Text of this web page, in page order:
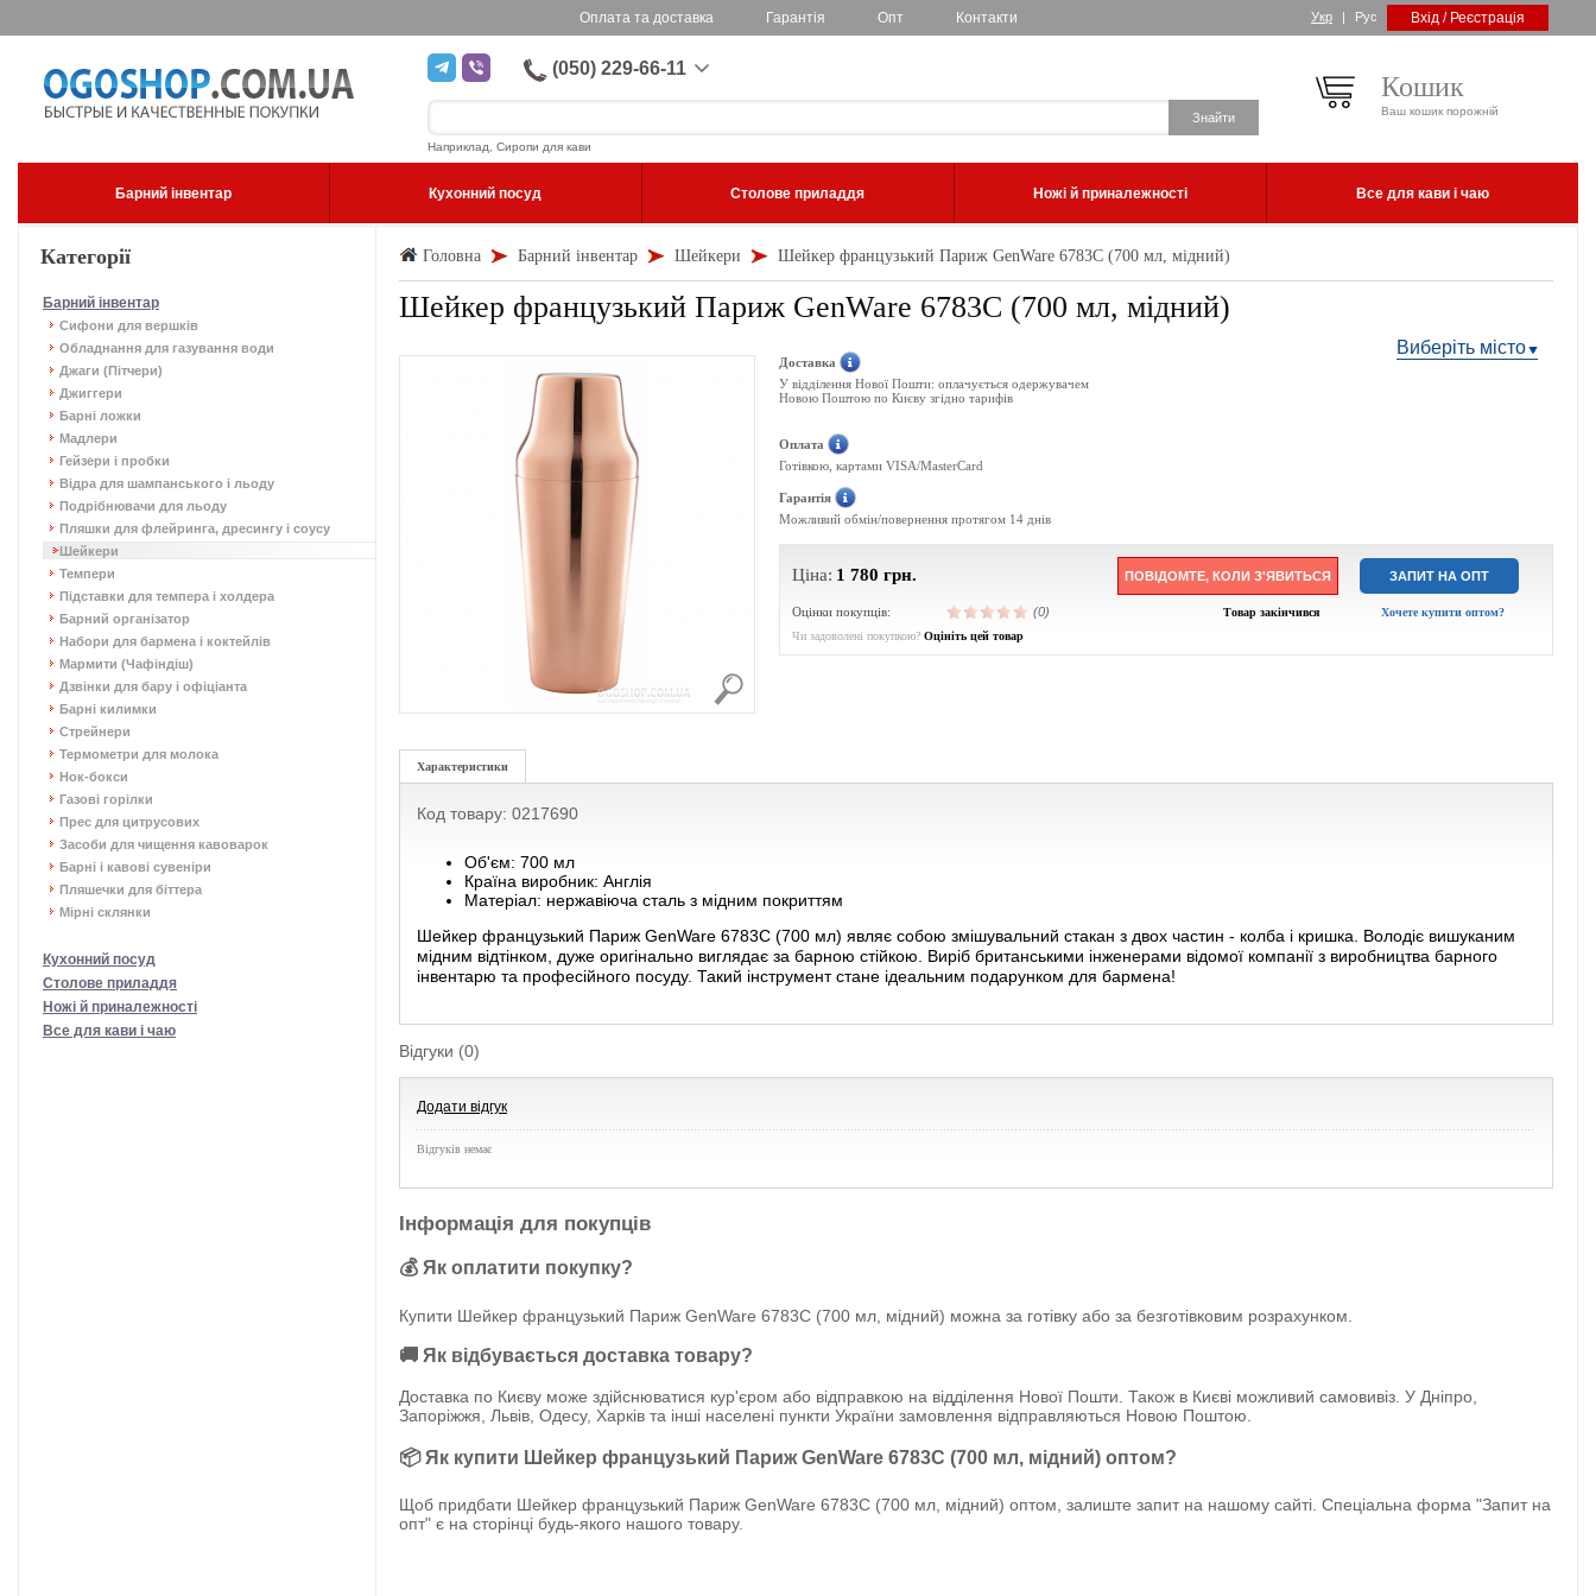
Оплата та доставка Гарантія Опт Контакти Укр | Рус Вхід / Реєстрація
(050) 229-66-11
Наприклад, Сиропи для кави
Кошик
Ваш кошик порожній
Барний інвентар Кухонний посуд Столове приладдя Ножі й приналежності Все для кави і чаю
Категорії
Барний інвентар
Сифони для вершків
Обладнання для газування води
Джаги (Пітчери)
Джиггери
Барні ложки
Мадлери
Гейзери і пробки
Відра для шампанського і льоду
Подрібнювачи для льоду
Пляшки для флейринга, дресингу і соусу
Шейкери
Темпери
Підставки для темпера і холдера
Барний організатор
Набори для бармена і коктейлів
Мармити (Чафіндіш)
Дзвінки для бару і офіціанта
Барні килимки
Стрейнери
Термометри для молока
Нок-бокси
Газові горілки
Прес для цитрусових
Засоби для чищення кавоварок
Барні і кавові сувеніри
Пляшечки для біттера
Мірні склянки
Кухонний посуд
Столове приладдя
Ножі й приналежності
Все для кави і чаю
Головна Барний інвентар Шейкери Шейкер французький Париж GenWare 6783C (700 мл, мідний)
Шейкер французький Париж GenWare 6783C (700 мл, мідний)
Виберіть місто
Доставка
У відділення Нової Пошти: оплачується одержувачем
Новою Поштою по Києву згідно тарифів
Оплата
Готівкою, картами VISA/MasterCard
Гарантія
Можливий обмін/повернення протягом 14 днів
Ціна: 1 780 грн. ПОВІДОМТЕ, КОЛИ З'ЯВИТЬСЯ ЗАПИТ НА ОПТ
Оцінки покупців: (0) Товар закінчився
Хочете купити оптом?
Чи задоволені покупкою? Оцініть цей товар
Характеристики
Код товару: 0217690
Об'єм: 700 мл
Країна виробник: Англія
Матеріал: нержавіюча сталь з мідним покриттям
Шейкер французький Париж GenWare 6783C (700 мл) являє собою змішувальний стакан з двох частин - колба і кришка. Володіє вишуканим
мідним відтінком, дуже оригінально виглядає за барною стійкою. Виріб британськими інженерами відомої компанії з виробництва барного
інвентарю та професійного посуду. Такий інструмент стане ідеальним подарунком для бармена!
Відгуки (0)
Додати відгук
Відгуків немає
Інформація для покупців
💰 Як оплатити покупку?
Купити Шейкер французький Париж GenWare 6783C (700 мл, мідний) можна за готівку або за безготівковим розрахунком.
🚚 Як відбувається доставка товару?
Доставка по Києву може здійснюватися кур'єром або відправкою на відділення Нової Пошти. Також в Києві можливий самовивіз. У Дніпро,
Запоріжжя, Львів, Одесу, Харків та інші населені пункти України замовлення відправляються Новою Поштою.
📦 Як купити Шейкер французький Париж GenWare 6783C (700 мл, мідний) оптом?
Щоб придбати Шейкер французький Париж GenWare 6783C (700 мл, мідний) оптом, залиште запит на нашому сайті. Спеціальна форма "Запит на
опт" є на сторінці будь-якого нашого товару.